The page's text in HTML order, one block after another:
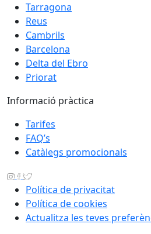
Tarragona
Reus
Cambrils
Barcelona
Delta del Ebro
Priorat
Informació pràctica
Tarifes
FAQ’s
Catàlegs promocionals
Política de privacitat
Política de cookies
Actualitza les teves